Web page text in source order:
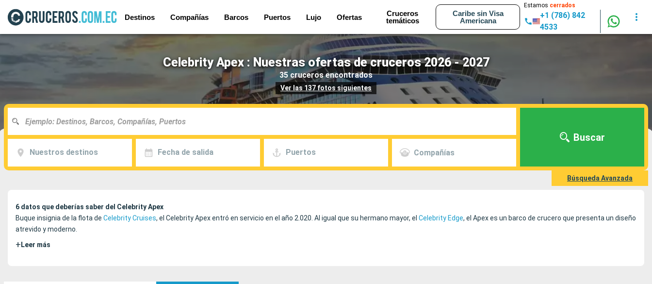
Destinos Compañías Barcos Puertos Lujo Ofertas
Cruceros
temáticos
Caribe sin Visa
Americana
Estamos cerrados
+1 (786) 842
4533
Celebrity Apex : Nuestras ofertas de cruceros 2026 - 2027
35 cruceros encontrados
Ver las 137 fotos siguientes
Nuestros destinos Fecha de salida Puertos Compañías
Buscar
Búsqueda Avanzada
6 datos que deberías saber del Celebrity Apex
Buque insignia de la flota de Celebrity Cruises, el Celebrity Apex entró en servicio en el año 2.020. Al igual que su hermano mayor, el Celebrity Edge, el Apex es un barco de crucero que presenta un diseño
atrevido y moderno.
+ Leer más